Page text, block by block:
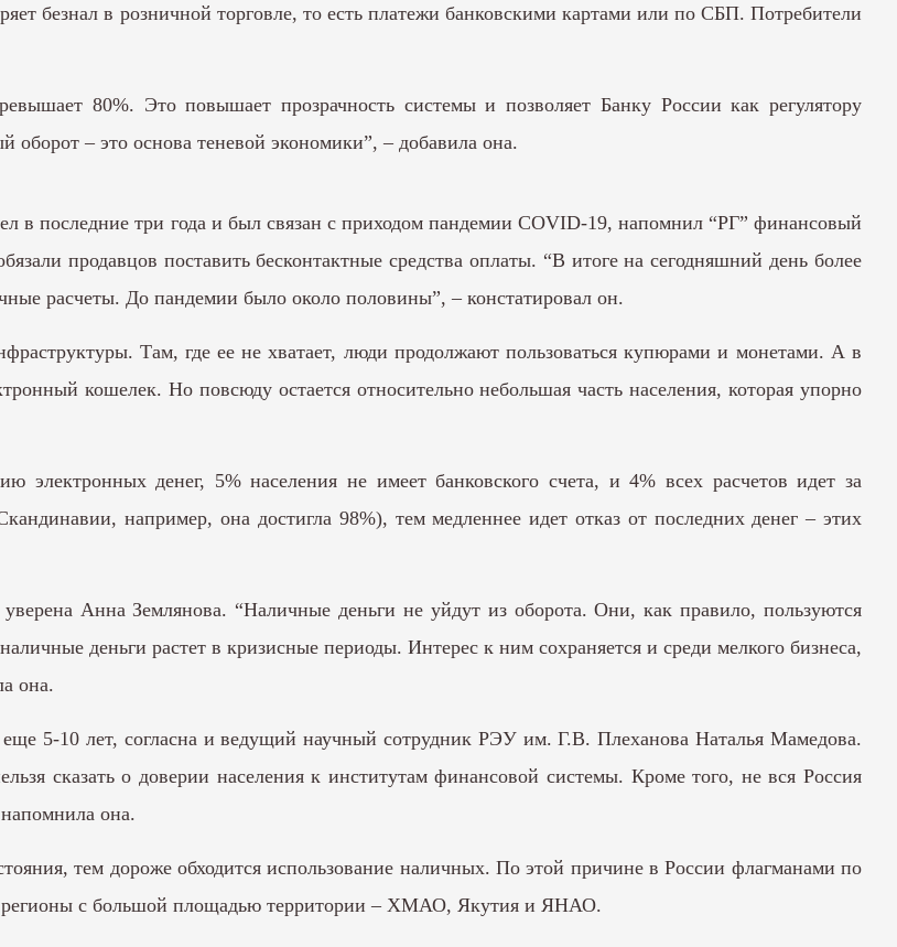
безнал в розничной торговле, то есть платежи банковскими картами или по СБП. Потребители
80%. Это повышает прозрачность системы и позволяет Банку России как регулятору
оборот – это основа теневой экономики”, – добавила она.
в последние три года и был связан с приходом пандемии COVID-19, напомнил “РГ” финансовый
продавцов поставить бесконтактные средства оплаты. “В итоге на сегодняшний день более
расчеты. До пандемии было около половины”, – констатировал он.
Там, где ее не хватает, люди продолжают пользоваться купюрами и монетами. А в
кошелек. Но повсюду остается относительно небольшая часть населения, которая упорно
электронных денег, 5% населения не имеет банковского счета, и 4% всех расчетов идет за
например, она достигла 98%), тем медленнее идет отказ от последних денег – этих
уверена Анна Землянова. “Наличные деньги не уйдут из оборота. Они, как правило, пользуются
деньги растет в кризисные периоды. Интерес к ним сохраняется и среди мелкого бизнеса,
она.
5-10 лет, согласна и ведущий научный сотрудник РЭУ им. Г.В. Плеханова Наталья Мамедова.
сказать о доверии населения к институтам финансовой системы. Кроме того, не вся Россия
она.
тем дороже обходится использование наличных. По этой причине в России флагманами по
регионы с большой площадью территории – ХМАО, Якутия и ЯНАО.